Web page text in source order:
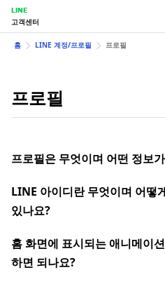
LINE
고객센터
홈 LINE 계정/프로필 프로필
프로필
프로필은 무엇이며 어떤 정보
LINE 아이디란 무엇이며 어떻
있나요?
홈 화면에 표시되는 애니메이
하면 되나요?